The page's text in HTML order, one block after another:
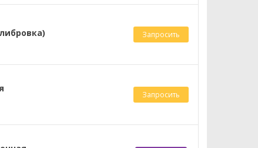
Запросить
Запросить